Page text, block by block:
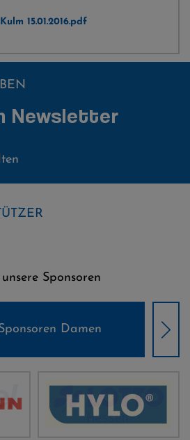
15.01.2016.pdf
Newsletter
Sponsoren
Damen